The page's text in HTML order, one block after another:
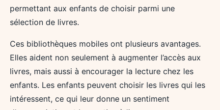
permettant aux enfants de choisir parmi une
sélection de livres.
Ces bibliothèques mobiles ont plusieurs avantages.
Elles aident non seulement à augmenter l’accès aux
livres, mais aussi à encourager la lecture chez les
enfants. Les enfants peuvent choisir les livres qui les
intéressent, ce qui leur donne un sentiment